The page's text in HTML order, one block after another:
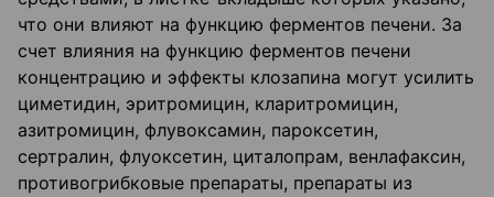
что они влияют на функцию ферментов печени. За
счет влияния на функцию ферментов печени
концентрацию и эффекты клозапина могут усилить
циметидин, эритромицин, кларитромицин,
азитромицин, флувоксамин, пароксетин,
сертралин, флуоксетин, циталопрам, венлафаксин,
противогрибковые препараты, препараты из